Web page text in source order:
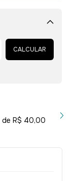
Alterar CEP
CALCULAR